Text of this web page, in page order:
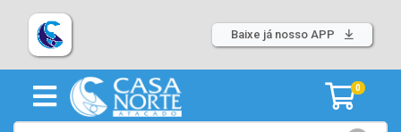
Baixe já nosso APP
0